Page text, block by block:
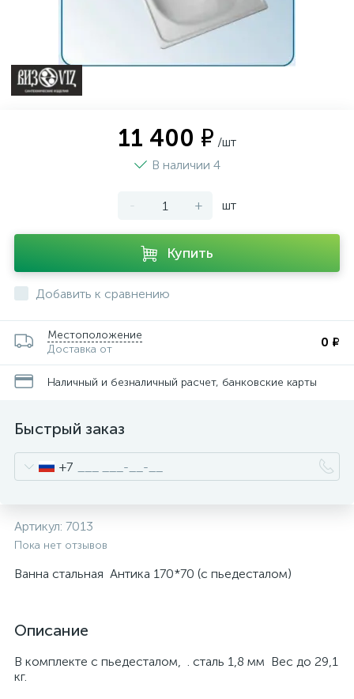
11 400 ₽ /шт
В наличии 4
- + шт
Купить
Добавить к сравнению
Местоположение
Доставка от
0 ₽
Наличный и безналичный расчет, банковские карты
Быстрый заказ
+7
Артикул: 7013
Пока нет отзывов
Ванна стальная Антика 170*70 (с пьедесталом)
Описание
В комплекте с пьедесталом, . сталь 1,8 мм Вес до 29,1
кг.